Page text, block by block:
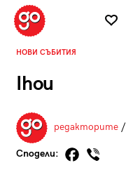
НОВИ СЪБИТИЯ
Ihou
редакторите/
Сподели: